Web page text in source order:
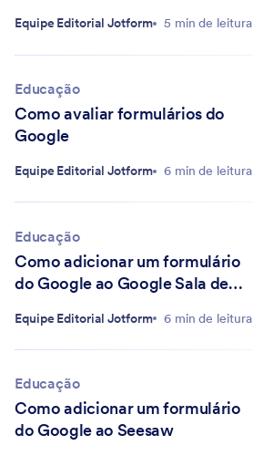
Equipe Editorial Jotform 5 min de leitura
Educação
Como avaliar formulários do
Google
Equipe Editorial Jotform 6 min de leitura
Educação
Como adicionar um formulário
do Google ao Google Sala de
Equipe Editorial Jotform 6 min de leitura
Educação
Como adicionar um formulário
do Google ao Seesaw